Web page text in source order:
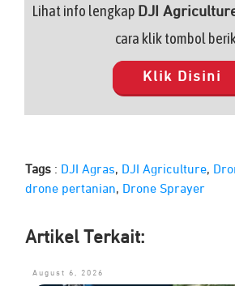
Lihat info lengkap DJI
cara klik tombol
Klik Disini
Tags : DJI Agras, DJI Agriculture,
drone pertanian, Drone Sprayer
Artikel Terkait:
August 6, 2026